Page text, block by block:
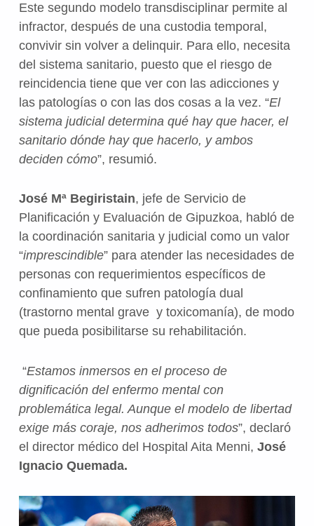
Este segundo modelo transdisciplinar permite al
infractor, después de una custodia temporal,
convivir sin volver a delinquir. Para ello, necesita
del sistema sanitario, puesto que el riesgo de
reincidencia tiene que ver con las adicciones y
las patologías o con las dos cosas a la vez. “El
sistema judicial determina qué hay que hacer, el
sanitario dónde hay que hacerlo, y ambos
deciden cómo”, resumió.
José Mª Begiristain, jefe de Servicio de
Planificación y Evaluación de Gipuzkoa, habló de
la coordinación sanitaria y judicial como un valor
“imprescindible” para atender las necesidades de
personas con requerimientos específicos de
confinamiento que sufren patología dual
(trastorno mental grave y toxicomanía), de modo
que pueda posibilitarse su rehabilitación.
“Estamos inmersos en el proceso de
dignificación del enfermo mental con
problemática legal. Aunque el modelo de libertad
exige más coraje, nos adherimos todos”, declaró
el director médico del Hospital Aita Menni, José
Ignacio Quemada.